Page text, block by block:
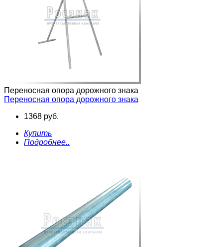
Переносная опора дорожного знака
Переносная опора дорожного знака
1368 руб.
Купить
Подробнее..